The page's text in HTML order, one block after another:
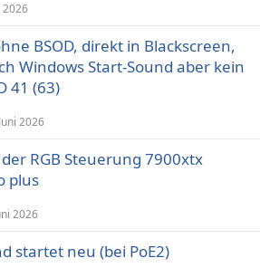
2026
BSOD, direkt in Blackscreen,
Windows Start-Sound aber kein
41 (63)
2026
RGB Steuerung 7900xtx
plus
2026
startet neu (bei PoE2)